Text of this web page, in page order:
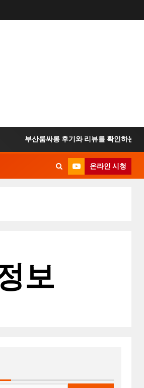
부산룸싸롱 후기와 리뷰를 확인하는 방법
온라인 시청
보